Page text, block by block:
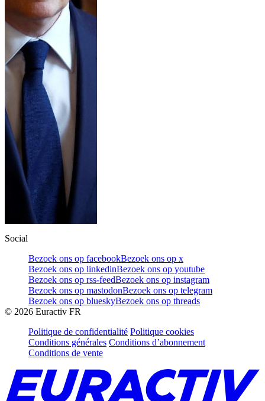
Social
Bezoek ons op facebookBezoek ons op x
Bezoek ons op linkedinBezoek ons op youtube
Bezoek ons op rss-feedBezoek ons op instagram
Bezoek ons op mastodonBezoek ons op telegram
Bezoek ons op blueskyBezoek ons op threads
© 2026 Euractiv FR
Politique de confidentialité Politique cookies
Conditions générales Conditions d’abonnement
Conditions de vente